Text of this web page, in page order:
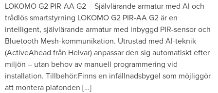
LOKOMO G2 PIR-AA G2 – Självlärande armatur med AI och
trådlös smartstyrning LOKOMO G2 PIR-AA G2 är en
intelligent, självlärande armatur med inbyggd PIR-sensor och
Bluetooth Mesh-kommunikation. Utrustad med AI-teknik
(ActiveAhead från Helvar) anpassar den sig automatiskt efter
miljön – utan behov av manuell programmering vid
installation. Tillbehör:Finns en infällnadsbygel som möjliggör
att montera plafonden […]